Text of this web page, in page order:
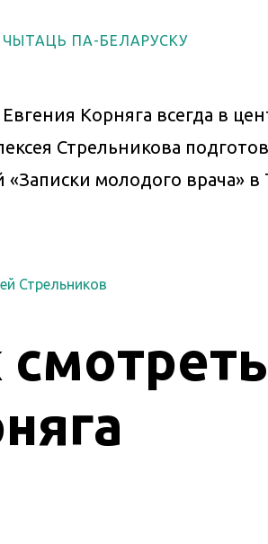
ЧЫТАЦЬ ПА-БЕЛАРУСКУ
Корняга всегда в
Стрельникова
«Записки молодого врача»
Стрельников